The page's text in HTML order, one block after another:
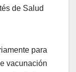
de Salud
para
vacunación